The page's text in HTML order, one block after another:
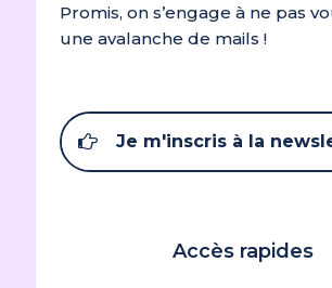
Promis, on s’engage à ne pas
une avalanche de mails !
Je m'inscris à la
Accès rapides